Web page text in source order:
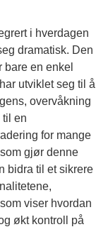
i hverdagen
dramatisk. Den
en enkel
utviklet seg til å
overvåkning
til en
for mange
gjør denne
bidra til et sikrere
viser hvordan
økt kontroll på